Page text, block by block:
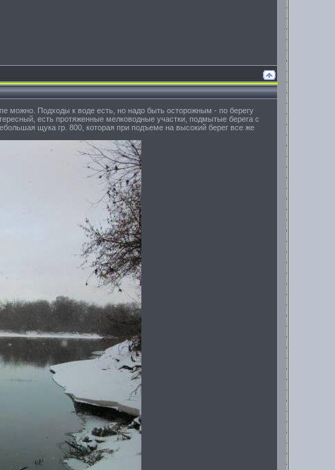
можно. Подходы к воде есть, но надо быть осторожным - по берегу
есть протяженные мелководные участки, подмытые берега с
щука гр. 800, которая при подъеме на высокий берег все же